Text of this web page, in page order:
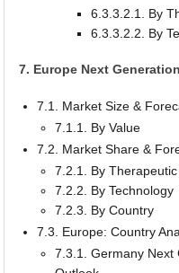
6.3.3.2.1. By
6.3.3.2.2. By
7. Europe Next
7.1. Market Size &
7.1.1. By Value
7.2. Market Share &
7.2.1. By Therapeutic
7.2.2. By Technology
7.2.3. By Country
7.3. Europe: Country
7.3.1. Germany Next